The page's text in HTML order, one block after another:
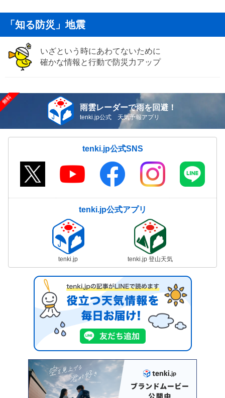
「知る防災」地震
いざという時にあわてないために
確かな情報と行動で防災力アップ
雨雲レーダーで雨を回避！
tenki.jp公式 天気予報アプリ
tenki.jp公式SNS
tenki.jp公式アプリ
tenki.jp tenki.jp 登山天気